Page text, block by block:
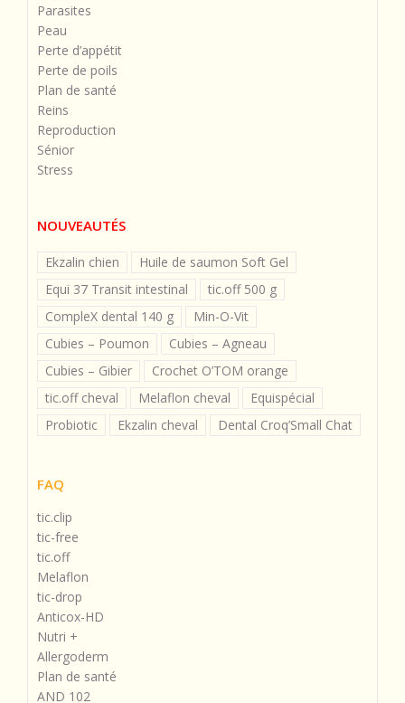
Parasites
Peau
Perte d’appétit
Perte de poils
Plan de santé
Reins
Reproduction
Sénior
Stress
NOUVEAUTÉS
Ekzalin chien
Huile de saumon Soft Gel
Equi 37 Transit intestinal
tic.off 500 g
CompleX dental 140 g
Min-O-Vit
Cubies – Poumon
Cubies – Agneau
Cubies – Gibier
Crochet O’TOM orange
tic.off cheval
Melaflon cheval
Equispécial
Probiotic
Ekzalin cheval Dental Croq’Small Chat
FAQ
tic.clip
tic-free
tic.off
Melaflon
tic-drop
Anticox-HD
Nutri +
Allergoderm
Plan de santé
AND 102